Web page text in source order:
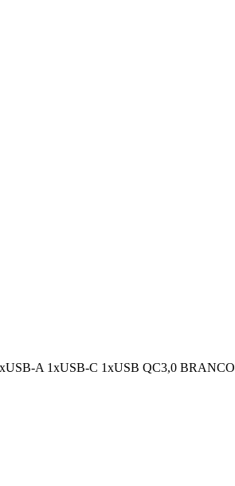
A 1xUSB-C 1xUSB QC3,0 BRANCO